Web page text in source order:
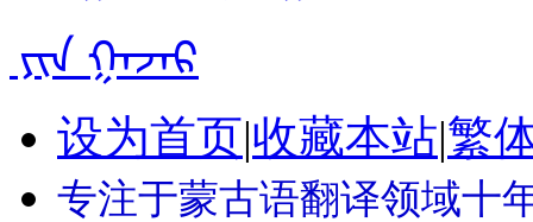
设为首页|收藏本站|繁
专注于蒙古语翻译领域十